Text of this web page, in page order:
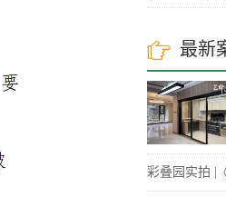
 最新
彩叠园实拍 |